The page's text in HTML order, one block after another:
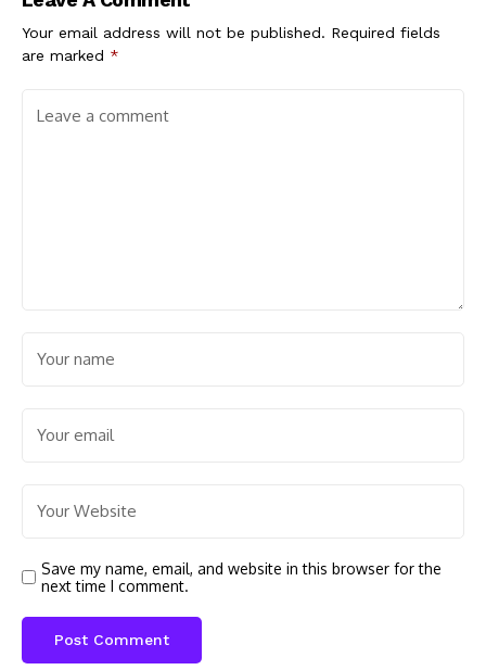
Your email address will not be published. Required fields
are marked *
Save my name, email, and website in this browser for the
next time I comment.